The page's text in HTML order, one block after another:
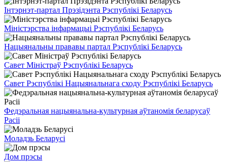
Інтэрнэт-партал Прэзідэнта Рэспублікі Беларусь
Міністэрства інфармацыі Рэспублікі Беларусь
Нацыянальны прававы партал Рэспублікі Беларусь
Савет Міністраў Рэспублікі Беларусь
Савет Рэспублікі Нацыянальнага сходу Рэспублікі Беларусь
Федэральная нацыянальна-культурная аўтаномія беларусаў
Расіі
Моладзь Беларусі
Дом прэсы